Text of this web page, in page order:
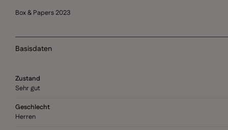
Box & Papers 2023
Basisdaten
Zustand
Sehr gut
Geschlecht
Herren